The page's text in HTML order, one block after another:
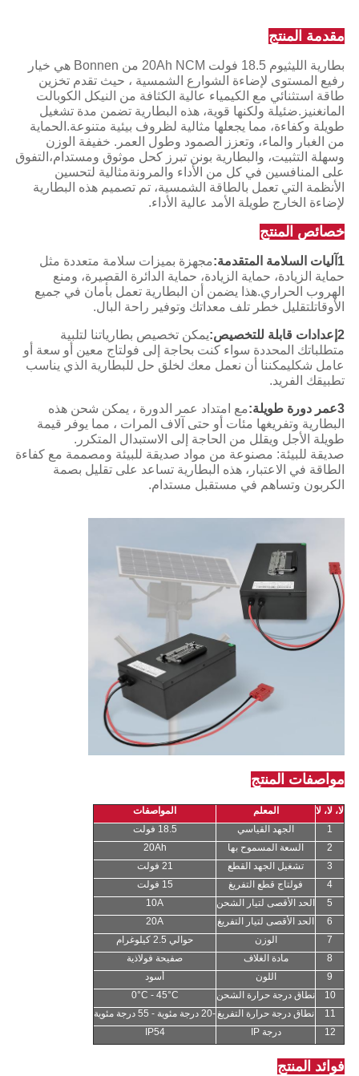
مقدمة المنتج
بطارية الليثيوم 18.5 فولت 20Ah NCM من Bonnen هي خيار
رفيع المستوى لإضاءة الشوارع الشمسية ، حيث تقدم تخزين
طاقة استثنائي مع الكيمياء عالية الكثافة من النيكل الكوبالت
المانغنيز.ضئيلة ولكنها قوية، هذه البطارية تضمن مدة تشغيل
طويلة وكفاءة، مما يجعلها مثالية لظروف بيئية متنوعة.الحماية
من الغبار والماء، وتعزز الصمود وطول العمر. خفيفة الوزن
وسهلة التثبيت، والبطارية بونن تبرز كحل موثوق ومستدام،التفوق
على المنافسين في كل من الأداء والمرونةمثالية لتحسين
الأنظمة التي تعمل بالطاقة الشمسية، تم تصميم هذه البطارية
لإضاءة الخارج طويلة الأمد عالية الأداء.
خصائص المنتج
1آليات السلامة المتقدمة:
مجهزة بميزات سلامة متعددة مثل
حماية الزيادة، حماية الزيادة، حماية الدائرة القصيرة، ومنع
الهروب الحراري.هذا يضمن أن البطارية تعمل بأمان في جميع
الأوقاتلتقليل خطر تلف معداتك وتوفير راحة البال.
2إعدادات قابلة للتخصيص:
يمكن تخصيص بطارياتنا لتلبية
متطلباتك المحددة سواء كنت بحاجة إلى فولتاج معين أو سعة أو
عامل شكليمكننا أن نعمل معك لخلق حل للبطارية الذي يناسب
تطبيقك الفريد.
3عمر دورة طويلة:
مع امتداد عمر الدورة ، يمكن شحن هذه
البطارية وتفريغها مئات أو حتى آلاف المرات ، مما يوفر قيمة
طويلة الأجل ويقلل من الحاجة إلى الاستبدال المتكرر.
صديقة للبيئة: مصنوعة من مواد صديقة للبيئة ومصممة مع كفاءة
الطاقة في الاعتبار، هذه البطارية تساعد على تقليل بصمة
الكربون وتساهم في مستقبل مستدام.
مواصفات المنتج
لا، لا، لا المعلم
المواصفات
1
الجهد القياسي
18.5 فولت
2
السعة المسموح بها
20Ah
3
تشغيل الجهد القطع
21 فولت
4
فولتاج قطع التفريغ
15 فولت
5
الحد الأقصى لتيار الشحن
10A
6
الحد الأقصى لتيار التفريغ
20A
7
الوزن
حوالي 2.5 كيلوغرام
8
مادة الغلاف
صفيحة فولاذية
9
اللون
أسود
10
نطاق درجة حرارة الشحن
0°C - 45°C
11
نطاق درجة حرارة التفريغ-20 درجة مئوية - 55 درجة مئوية
12
درجة IP IP54
فوائد المنتج